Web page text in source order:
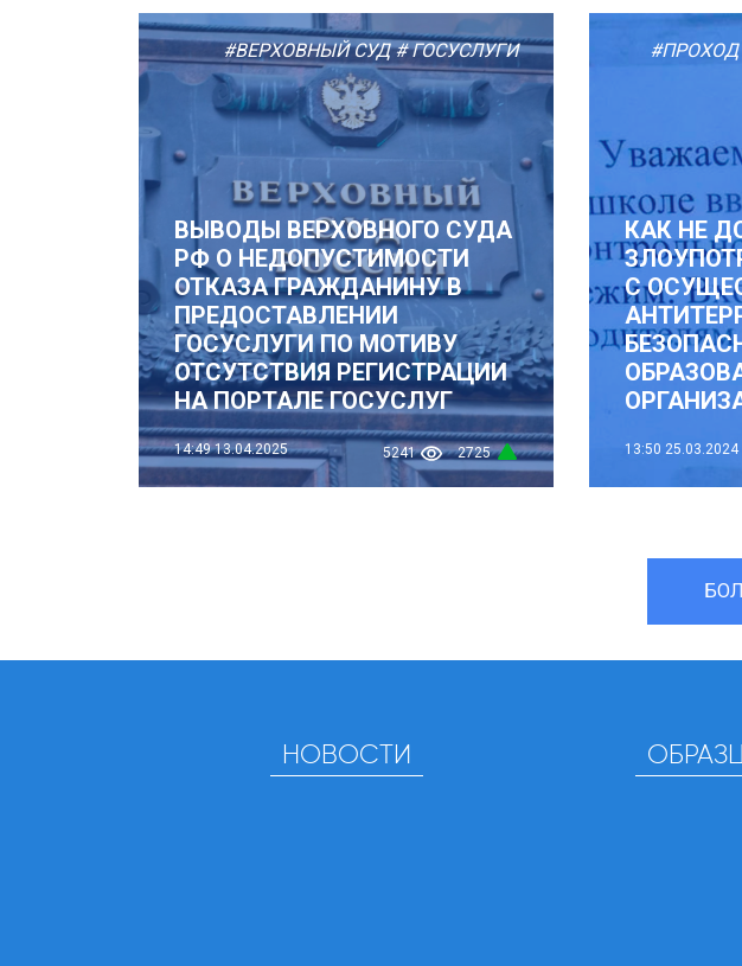
#ВЕРХОВНЫЙ СУД # ГОСУСЛУГИ
ВЫВОДЫ ВЕРХОВНОГО СУДА
РФ О НЕДОПУСТИМОСТИ
ОТКАЗА ГРАЖДАНИНУ В
ПРЕДОСТАВЛЕНИИ
ГОСУСЛУГИ ПО МОТИВУ
ОТСУТСТВИЯ РЕГИСТРАЦИИ
НА ПОРТАЛЕ ГОСУСЛУГ
14:49 13.04.2025 5241 2725
#ПРОХОД
КАК НЕ
С
13:50 25.03.2024
НОВОСТИ